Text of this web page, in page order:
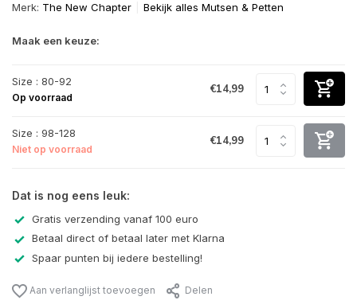
Merk: The New Chapter Bekijk alles Mutsen & Petten
Maak een keuze:
Size : 80-92
Op voorraad
€14,99
Size : 98-128
Niet op voorraad
€14,99
Dat is nog eens leuk:
Gratis verzending vanaf 100 euro
Betaal direct of betaal later met Klarna
Spaar punten bij iedere bestelling!
Aan verlanglijst toevoegen Delen